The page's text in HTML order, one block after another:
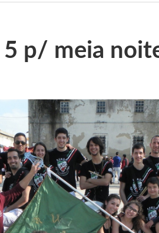
o seu 157.º aniversário.
da SFRUA “A Velhinha” – 2 agosto –
Distritais
Bar
5 p/ meia